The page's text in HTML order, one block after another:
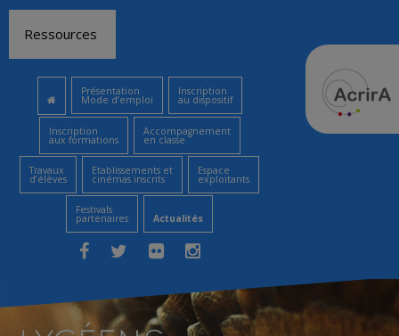
contenu
Ressources
Présentation
Mode d’emploi
Inscription
au dispositif
Inscription
aux formations
Accompagnement
en classe
Travaux
d’élèves
Etablissements et
cinémas inscrits
Espace
exploitants
Festivals
partenaires Actualités